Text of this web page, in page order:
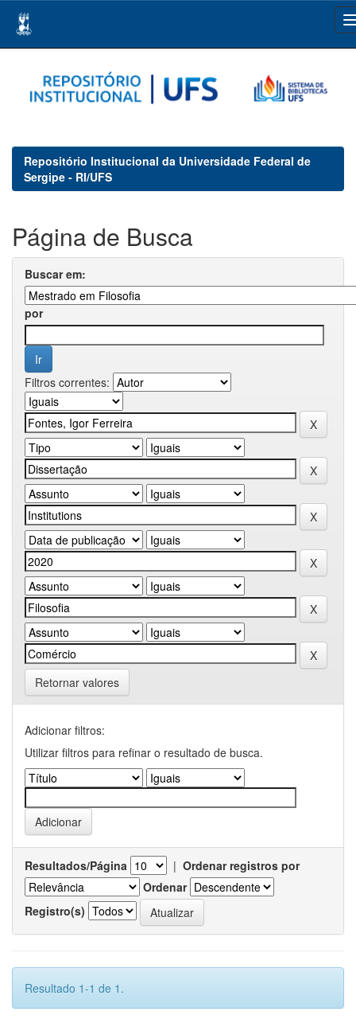
navigation
Repositório Institucional da Universidade Federal de
Sergipe - RI/UFS
Página de Busca
Buscar em:
por
Filtros correntes:
Retornar valores
Adicionar filtros:
Utilizar filtros para refinar o resultado de busca.
Resultados/Página | Ordenar registros por
Ordenar
Registro(s)
Resultado 1-1 de 1.